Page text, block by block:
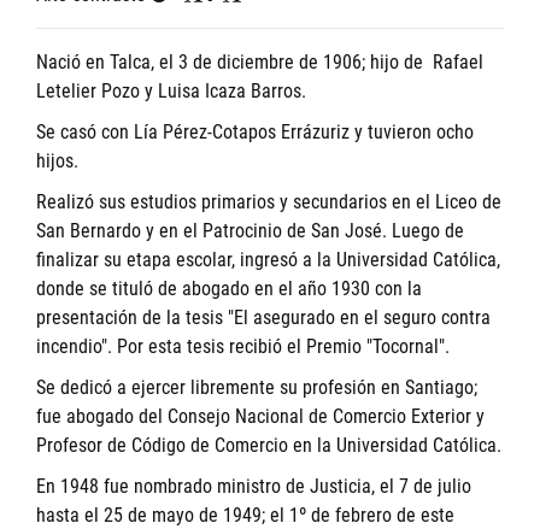
Nació en Talca, el 3 de diciembre de 1906; hijo de Rafael
Letelier Pozo y Luisa Icaza Barros.
Se casó con Lía Pérez-Cotapos Errázuriz y tuvieron ocho
hijos.
Realizó sus estudios primarios y secundarios en el Liceo de
San Bernardo y en el Patrocinio de San José. Luego de
finalizar su etapa escolar, ingresó a la Universidad Católica,
donde se tituló de abogado en el año 1930 con la
presentación de la tesis "El asegurado en el seguro contra
incendio". Por esta tesis recibió el Premio "Tocornal".
Se dedicó a ejercer libremente su profesión en Santiago;
fue abogado del Consejo Nacional de Comercio Exterior y
Profesor de Código de Comercio en la Universidad Católica.
En 1948 fue nombrado ministro de Justicia, el 7 de julio
hasta el 25 de mayo de 1949; el 1º de febrero de este